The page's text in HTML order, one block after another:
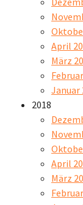
April
März
Januar
2018
April
März